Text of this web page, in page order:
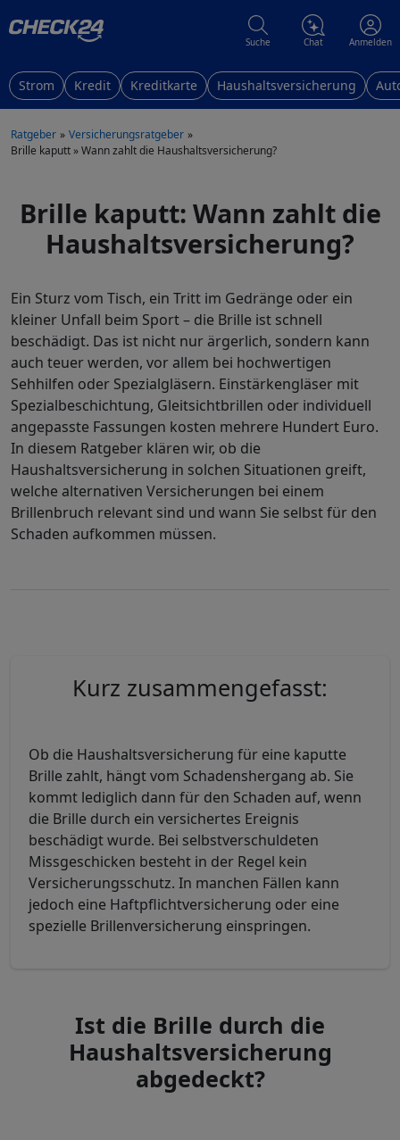
Suche Chat Anmelden
Strom Kredit Kreditkarte Haushaltsversicherung
Ratgeber
Versicherungsratgeber
Brille kaputt » Wann zahlt die Haushaltsversicherung?
Brille kaputt: Wann zahlt die
Haushaltsversicherung?
Ein Sturz vom Tisch, ein Tritt im Gedränge oder ein
kleiner Unfall beim Sport – die Brille ist schnell
beschädigt. Das ist nicht nur ärgerlich, sondern kann
auch teuer werden, vor allem bei hochwertigen
Sehhilfen oder Spezialgläsern. Einstärkengläser mit
Spezialbeschichtung, Gleitsichtbrillen oder individuell
angepasste Fassungen kosten mehrere Hundert Euro.
In diesem Ratgeber klären wir, ob die
Haushaltsversicherung in solchen Situationen greift,
welche alternativen Versicherungen bei einem
Brillenbruch relevant sind und wann Sie selbst für den
Schaden aufkommen müssen.
Kurz zusammengefasst:
Ob die Haushaltsversicherung für eine kaputte
Brille zahlt, hängt vom Schadenshergang ab. Sie
kommt lediglich dann für den Schaden auf, wenn
die Brille durch ein versichertes Ereignis
beschädigt wurde. Bei selbstverschuldeten
Missgeschicken besteht in der Regel kein
Versicherungsschutz. In manchen Fällen kann
jedoch eine Haftpflichtversicherung oder eine
spezielle Brillenversicherung einspringen.
Ist die Brille durch die
Haushaltsversicherung
abgedeckt?